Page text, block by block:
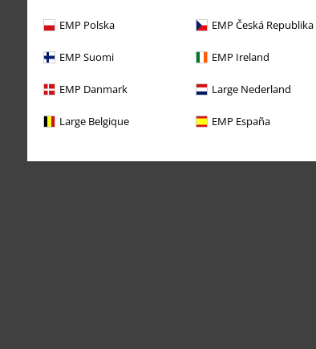
EMP Polska EMP Česká Republika
EMP Suomi EMP Ireland
EMP Danmark Large Nederland
Large Belgique EMP España